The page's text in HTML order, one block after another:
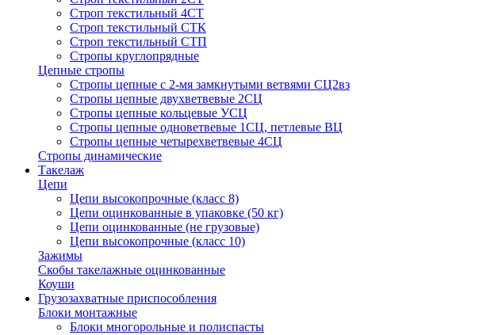
Строп текстильный 4СТ
Строп текстильный СТК
Строп текстильный СТП
Стропы круглопрядные
Цепные стропы
Стропы цепные с 2-мя замкнутыми ветвями СЦ2вз
Стропы цепные двухветвевые 2СЦ
Стропы цепные кольцевые УСЦ
Стропы цепные одноветвевые 1СЦ, петлевые ВЦ
Стропы цепные четырехветвевые 4СЦ
Стропы динамические
Такелаж
Цепи
Цепи высокопрочные (класс 8)
Цепи оцинкованные в упаковке (50 кг)
Цепи оцинкованные (не грузовые)
Цепи высокопрочные (класс 10)
Зажимы
Скобы такелажные оцинкованные
Коуши
Грузозахватные приспособления
Блоки монтажные
Блоки многорольные и полиспасты